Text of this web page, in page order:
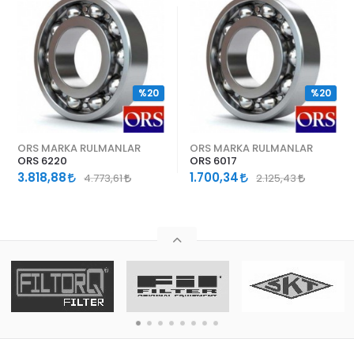
ORS MARKA RULMANLAR
ORS 6220
3.818,88 4.773,61
%20
ORS MARKA RULMANLAR
ORS 6017
1.700,34 2.125,43
%20